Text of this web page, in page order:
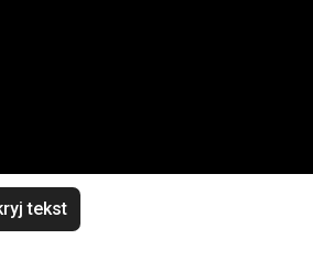
tekst